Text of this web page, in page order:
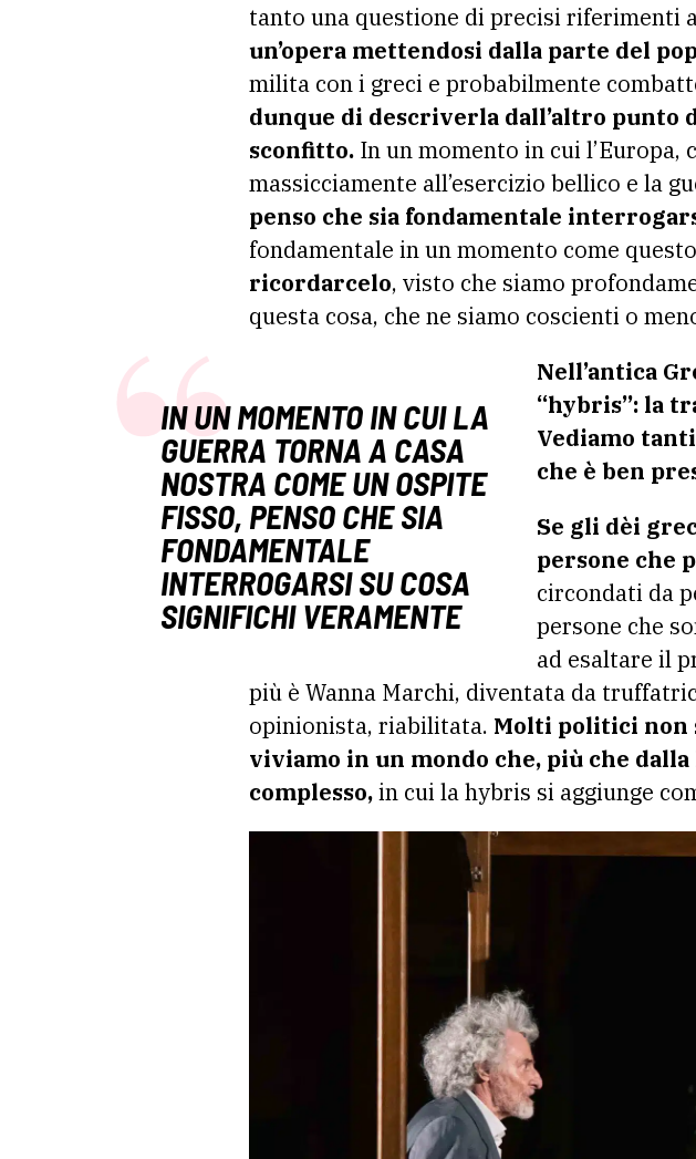
tanto una questione di precisi riferimenti
un’opera mettendosi dalla parte del
milita con i greci e probabilmente
dunque di descriverla dall’altro punto
sconfitto. In un momento in cui
massicciamente all’esercizio bellico e la
penso che sia fondamentale
fondamentale in un momento come questo
ricordarcelo, visto che siamo
questa cosa, che ne siamo coscienti o
IN UN MOMENTO IN CUI LA
GUERRA TORNA A CASA
NOSTRA COME UN OSPITE
FISSO, PENSO CHE SIA
FONDAMENTALE
INTERROGARSI SU COSA
SIGNIFICHI VERAMENTE
Nell’antica
“hybris”: la
Vediamo
che è ben
Se gli dèi
persone che
circondati da
persone che
ad esaltare il
più è Wanna Marchi, diventata da
opinionista, riabilitata. Molti politici non
viviamo in un mondo che, più che
complesso,in cui la hybris si aggiunge